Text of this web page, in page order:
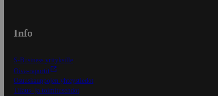
Info
S-Business yrityksille
Oiva-raportit
Osuuskauppojen yhteystiedot
Tilaus- ja toimitusehdot